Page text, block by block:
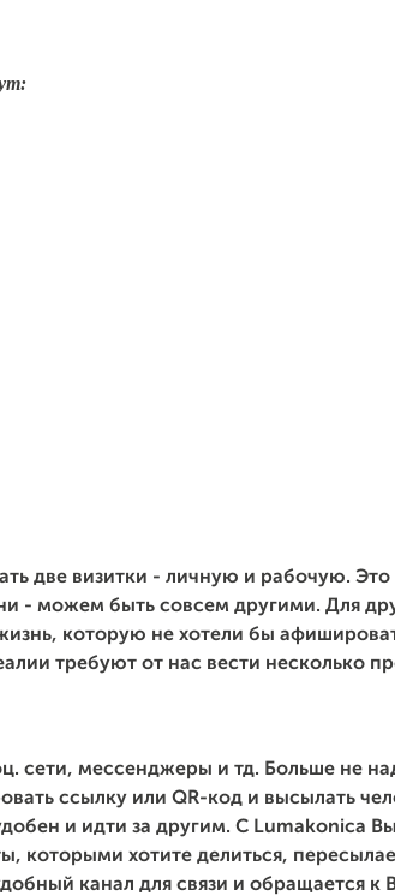
две визитки - личную и рабочую. Это
- можем быть совсем другими. Для
которую не хотели бы
требуют от нас вести несколько
сети, мессенджеры и тд. Больше не
ссылку или QR-код и высылать
и идти за другим. С Lumakonica
которыми хотите делиться,
канал для связи и обращается к